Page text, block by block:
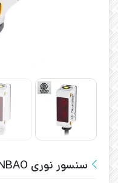
سنسور نوری LANBAO مدل PSE-PM3DNBR